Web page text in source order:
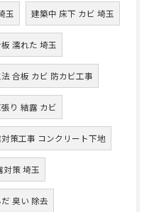
玉 建築中 床下 カビ 埼玉
濡れた 埼玉
合板 カビ 防カビ工事
り 結露 カビ
策工事 コンクリート下地
対策 埼玉
臭い 除去